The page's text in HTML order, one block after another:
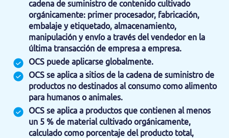
cadena de suministro de contenido cultivado
orgánicamente: primer procesador, fabricación,
embalaje y etiquetado, almacenamiento,
manipulación y envío a través del vendedor en la
última transacción de empresa a empresa.
OCS puede aplicarse globalmente.
OCS se aplica a sitios de la cadena de suministro de
productos no destinados al consumo como alimento
para humanos o animales.
OCS se aplica a productos que contienen al menos
un 5 % de material cultivado orgánicamente,
calculado como porcentaje del producto total,